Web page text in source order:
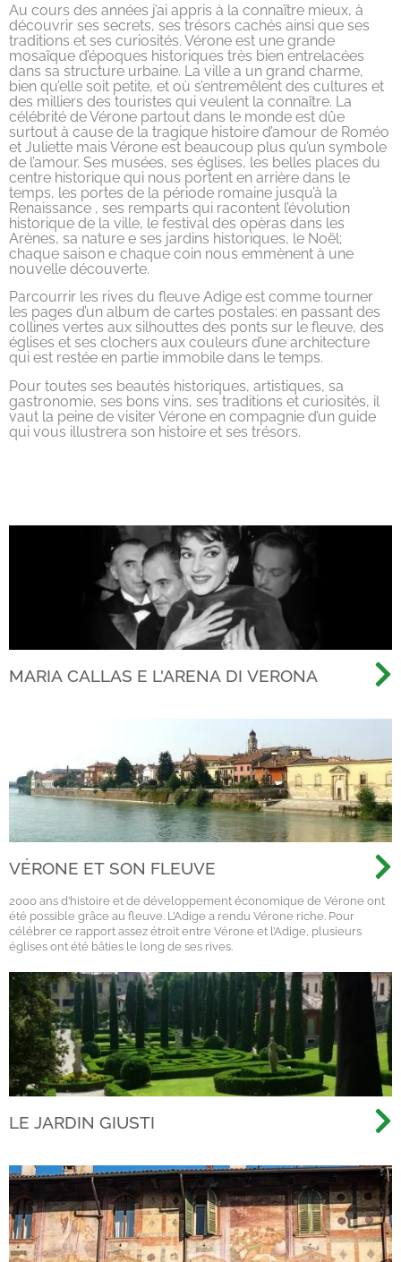
Au cours des années j’ai appris à la connaïtre mieux, à
découvrir ses secrets, ses trésors cachés ainsi que ses
traditions et ses curiosités. Vérone est une grande
mosaïque d’époques historiques très bien entrelacées
dans sa structure urbaine. La ville a un grand charme,
bien qu’elle soit petite, et où s’entremêlent des cultures et
des milliers des touristes qui veulent la connaître. La
célébrité de Vérone partout dans le monde est dûe
surtout à cause de la tragique histoire d’amour de Roméo
et Juliette mais Vérone est beaucoup plus qu’un symbole
de l’amour. Ses musées, ses églises, les belles places du
centre historique qui nous portent en arrière dans le
temps, les portes de la période romaine jusqu’à la
Renaissance , ses remparts qui racontent l’évolution
historique de la ville, le festival des opèras dans les
Arènes, sa nature e ses jardins historiques, le Noël;
chaque saison e chaque coin nous emmènent à une
nouvelle découverte.
Parcourrir les rives du fleuve Adige est comme tourner
les pages d’un album de cartes postales: en passant des
collines vertes aux silhouttes des ponts sur le fleuve, des
églises et ses clochers aux couleurs d’une architecture
qui est restée en partie immobile dans le temps.
Pour toutes ses beautés historiques, artistiques, sa
gastronomie, ses bons vins, ses traditions et curiosités, il
vaut la peine de visiter Vérone en compagnie d’un guide
qui vous illustrera son histoire et ses trésors.
MARIA CALLAS E L'ARENA DI VERONA
VÉRONE ET SON FLEUVE
2000 ans d’histoire et de développement économique de Vérone ont
été possible grâce au fleuve. L’Adige a rendu Vérone riche. Pour
célébrer ce rapport assez étroit entre Vérone et l’Adige, plusieurs
églises ont été bâties le long de ses rives.
LE JARDIN GIUSTI